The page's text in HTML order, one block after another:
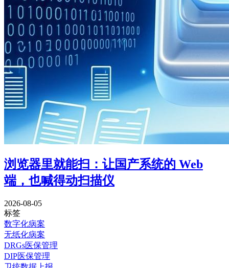
浏览器里就能扫：让国产系统的 Web
端，也喊得动扫描仪
2026-08-05
标签
数字化病案
无纸化病案
DRGs医保管理
DIP医保管理